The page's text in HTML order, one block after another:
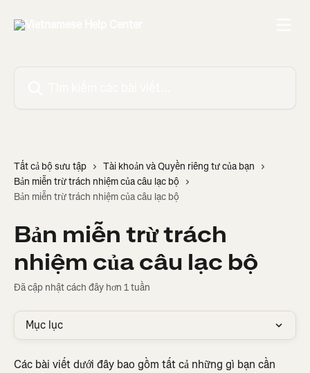
Tất cả bộ sưu tập
Tài khoản và Quyền riêng tư của bạn
Bản miễn trừ trách nhiệm của câu lạc bộ
Bản miễn trừ trách nhiệm của câu lạc bộ
Bản miễn trừ trách
nhiệm của câu lạc bộ
Đã cập nhật cách đây hơn 1 tuần
Mục lục
Các bài viết dưới đây bao gồm tất cả những gì bạn cần